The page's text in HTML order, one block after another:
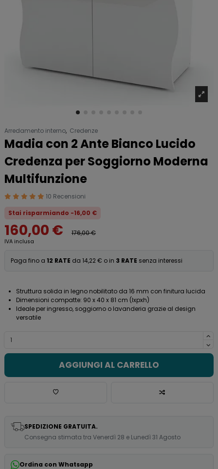
Arredamento interno, Credenze
Madia con 2 Ante Bianco Lucido
Credenza per Soggiorno Moderna
Multifunzione
10 Recensioni
Stai risparmiando -16,00 €
160,00 € 176,00 €
IVA inclusa
Paga fino a 12 RATE da 14,22 € o in 3 RATE senza interessi
Struttura solida in legno nobilitato da 16 mm con finitura lucida
Dimensioni compatte: 90 x 40 x 81 cm (lxpxh)
Ideale per ingresso, soggiorno o lavanderia grazie al design
versatile
AGGIUNGI AL CARRELLO
SPEDIZIONE GRATUITA.
Consegna stimata tra Venerdì 28 e Lunedì 31 Agosto
Ordina con Whatsapp